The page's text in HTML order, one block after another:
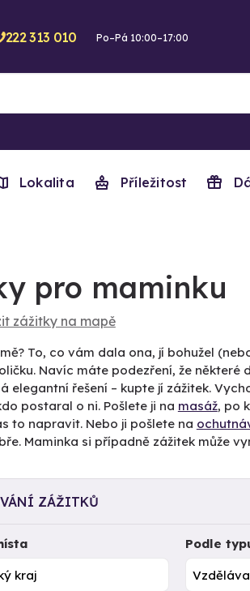
222 313 010 Po–Pá 10:00–17:00
Lokalita Příležitost
pro maminku
zážitky na mapě
To, co vám dala ona, jí bohužel
Navíc máte podezření, že
elegantní řešení – kupte jí zážitek.
postaral o ni. Pošlete ji na masáž, po
to napravit. Nebo ji pošlete na
Maminka si případně zážitek může
ZÁŽITKŮ
Podle